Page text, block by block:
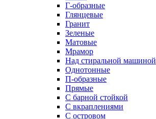
Г-образные
Глянцевые
Гранит
Зеленые
Матовые
Мрамор
Над стиральной машиной
Однотонные
П-образные
Прямые
С барной стойкой
С вкраплениями
С островом